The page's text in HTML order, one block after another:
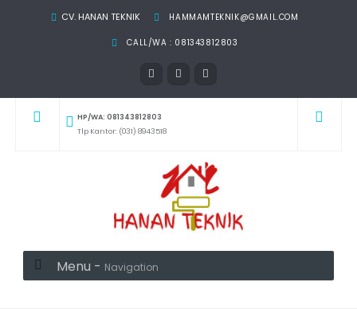
CV. HANAN TEKNIK HAMMAMTEKNIK@GMAIL.COM
CALL/WA : 081343812803
HP/WA: 081343812803
Tlp Kantor: (031) 8943518
Menu - Navigation